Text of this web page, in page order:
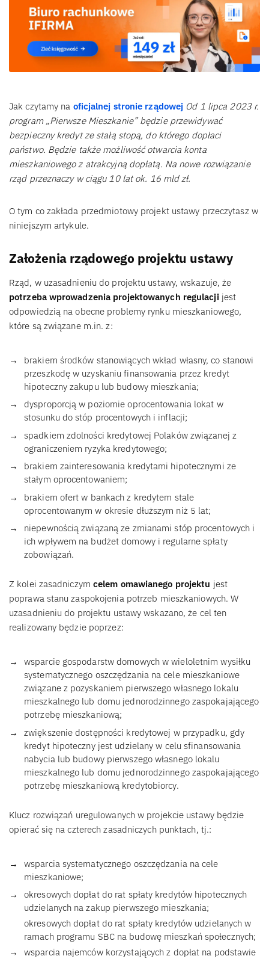
Jak czytamy na oficjalnej stronie rządowej Od 1 lipca 2023 r.
program „Pierwsze Mieszkanie” będzie przewidywać
bezpieczny kredyt ze stałą stopą, do którego dopłaci
państwo. Będzie także możliwość otwarcia konta
mieszkaniowego z atrakcyjną dopłatą. Na nowe rozwiązanie
rząd przeznaczy w ciągu 10 lat ok. 16 mld zł.
O tym co zakłada przedmiotowy projekt ustawy przeczytasz w
niniejszym artykule.
Założenia rządowego projektu ustawy
Rząd, w uzasadnieniu do projektu ustawy, wskazuje, że
potrzeba wprowadzenia projektowanych regulacjijest
odpowiedzią na obecne problemy rynku mieszkaniowego,
które są związane m.in. z:
brakiem środków stanowiących wkład własny, co stanowi
przeszkodę w uzyskaniu finansowania przez kredyt
hipoteczny zakupu lub budowy mieszkania;
dysproporcją w poziomie oprocentowania lokat w
stosunku do stóp procentowych i inflacji;
spadkiem zdolności kredytowej Polaków związanej z
ograniczeniem ryzyka kredytowego;
brakiem zainteresowania kredytami hipotecznymi ze
stałym oprocentowaniem;
brakiem ofert w bankach z kredytem stale
oprocentowanym w okresie dłuższym niż 5 lat;
niepewnością związaną ze zmianami stóp procentowych i
ich wpływem na budżet domowy i regularne spłaty
zobowiązań.
Z kolei zasadniczym celem omawianego projektu jest
poprawa stanu zaspokojenia potrzeb mieszkaniowych. W
uzasadnieniu do projektu ustawy wskazano, że cel ten
realizowany będzie poprzez:
wsparcie gospodarstw domowych w wieloletnim wysiłku
systematycznego oszczędzania na cele mieszkaniowe
związane z pozyskaniem pierwszego własnego lokalu
mieszkalnego lub domu jednorodzinnego zaspokajającego
potrzebę mieszkaniową;
zwiększenie dostępności kredytowej w przypadku, gdy
kredyt hipoteczny jest udzielany w celu sfinansowania
nabycia lub budowy pierwszego własnego lokalu
mieszkalnego lub domu jednorodzinnego zaspokajającego
potrzebę mieszkaniową kredytobiorcy.
Klucz rozwiązań uregulowanych w projekcie ustawy będzie
opierać się na czterech zasadniczych punktach, tj.:
wsparcia systematycznego oszczędzania na cele
mieszkaniowe;
okresowych dopłat do rat spłaty kredytów hipotecznych
udzielanych na zakup pierwszego mieszkania;
okresowych dopłat do rat spłaty kredytów udzielanych w
ramach programu SBC na budowę mieszkań społecznych;
wsparcia najemców korzystających z dopłat na podstawie